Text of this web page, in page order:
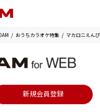
おうちカラオケ特集 マカロニえん
新規会員登録